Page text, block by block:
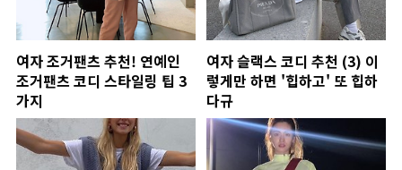
여자 조거팬츠 추천! 연예인
조거팬츠 코디 스타일링 팁 3
가지
여자 슬랙스 코디 추천 (3) 이
렇게만 하면 '힙하고' 또 힙하
다규